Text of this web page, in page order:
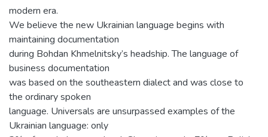
modern era.
We believe the new Ukrainian language begins with
maintaining documentation
during Bohdan Khmelnitsky’s headship. The language of
business documentation
was based on the southeastern dialect and was close to
the ordinary spoken
language. Universals are unsurpassed examples of the
Ukrainian language: only